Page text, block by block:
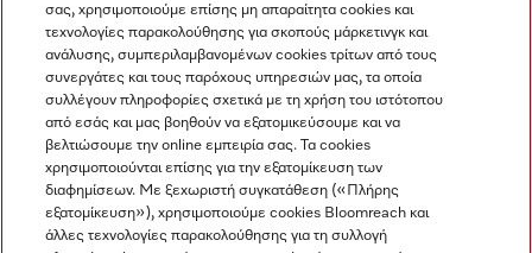
Newsletter
Miele στο Instagram
Miele στο Facebook
Miele στο Youtube
σας, χρησιμοποιούμε επίσης μη απαραίτητα cookies και
τεχνολογίες παρακολούθησης για σκοπούς μάρκετινγκ και
ανάλυσης, συμπεριλαμβανομένων cookies τρίτων από τους
συνεργάτες και τους παρόχους υπηρεσιών μας, τα οποία
συλλέγουν πληροφορίες σχετικά με τη χρήση του ιστότοπου
από εσάς και μας βοηθούν να εξατομικεύσουμε και να
βελτιώσουμε την online εμπειρία σας. Τα cookies
χρησιμοποιούνται επίσης για την εξατομίκευση των
διαφημίσεων. Με ξεχωριστή συγκατάθεση («Πλήρης
εξατομίκευση»), χρησιμοποιούμε cookies Bloomreach και
άλλες τεχνολογίες παρακολούθησης για τη συλλογή